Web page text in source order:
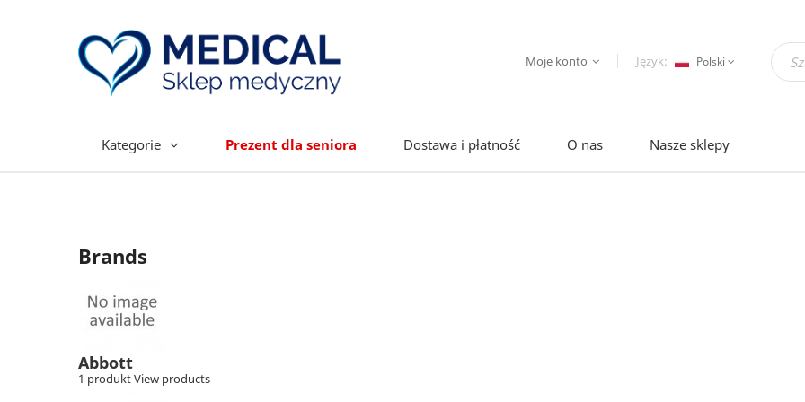
Język: Polski
Moje konto
Kategorie Prezent dla seniora Dostawa i płatność O nas Nasze sklepy
Brands
Abbott
1 produktView products